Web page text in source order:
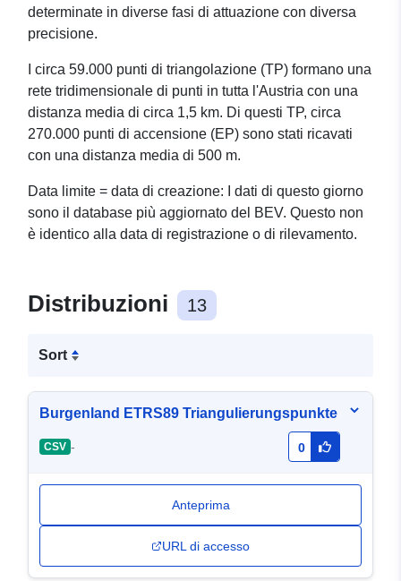
determinate in diverse fasi di attuazione con diversa
precisione.
I circa 59.000 punti di triangolazione (TP) formano una
rete tridimensionale di punti in tutta l'Austria con una
distanza media di circa 1,5 km. Di questi TP, circa
270.000 punti di accensione (EP) sono stati ricavati
con una distanza media di 500 m.
Data limite = data di creazione: I dati di questo giorno
sono il database più aggiornato del BEV. Questo non
è identico alla data di registrazione o di rilevamento.
Distribuzioni 13
Sort
Burgenland ETRS89 Triangulierungspunkte
CSV - 0
Anteprima
URL di accesso